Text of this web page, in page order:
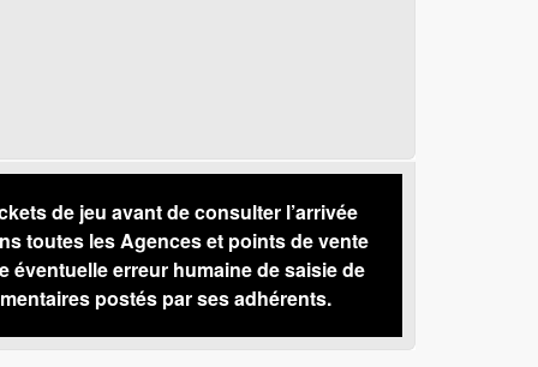
de jeu avant de consulter l’arrivée
toutes les Agences et points de vente
éventuelle erreur humaine de saisie de
postés par ses adhérents.